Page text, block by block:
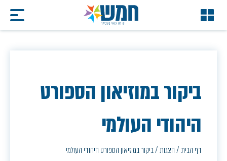
ביקור במוזיאון הספורט
היהודי העולמי
דף הבית/הצגות/ביקור במוזיאון הספורט היהודי העולמי